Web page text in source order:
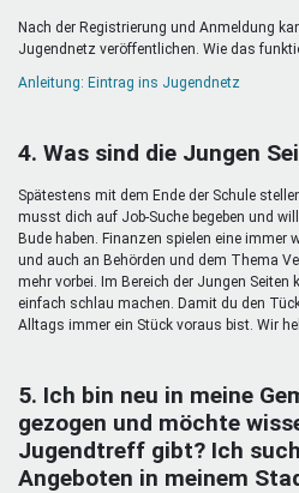
Nach der Registrierung und Anmeldung
Jugendnetz veröffentlichen. Wie das
Anleitung: Eintrag ins Jugendnetz
4. Was sind die Jungen
Spätestens mit dem Ende der Schule
musst dich auf Job-Suche begeben und
Bude haben. Finanzen spielen eine immer
und auch an Behörden und dem Thema
mehr vorbei. Im Bereich der Jungen
einfach schlau machen. Damit du den
Alltags immer ein Stück voraus bist. Wir
5. Ich bin neu in meine
gezogen und möchte
Jugendtreff gibt? Ich
Angeboten in meinem